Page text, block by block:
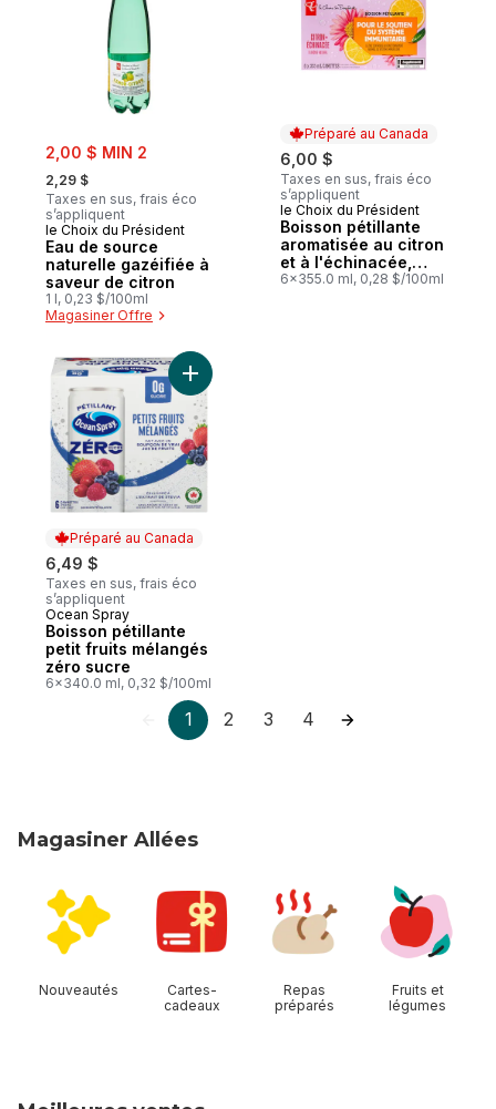
sale:
2,00 $ MIN 2
, formerly:
2,29 $
Taxes en sus, frais éco
s’appliquent
le Choix du Président
Eau de source
naturelle gazéifiée à
saveur de citron
1 l, 0,23 $/100ml
Magasiner Offre
Préparé au Canada
6,00 $
Taxes en sus, frais éco
s’appliquent
Préparé au Canada
le Choix du Président
Boisson pétillante
aromatisée au citron
et à l'échinacée,
avec du zinc pour le
6x355.0 ml, 0,28 $/100ml
Préparé au Canada
6,49 $
Taxes en sus, frais éco
s’appliquent
Préparé au Canada
Ocean Spray
Boisson pétillante
petit fruits mélangés
zéro sucre
6x340.0 ml, 0,32 $/100ml
Ajouter Boisson pétillante petit fruits
1 2 3 4
Magasiner Allées
Nouveautés
Cartes-
cadeaux
Repas
préparés
Fruits et
légumes